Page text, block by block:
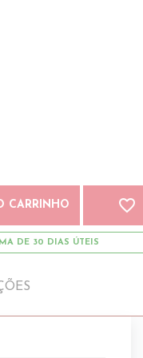
CARRINHO favorite_border
DE 30 DIAS ÚTEIS